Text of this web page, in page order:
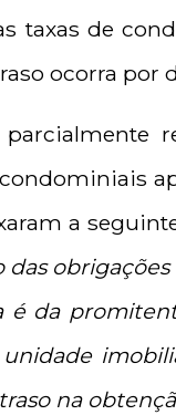
taxas de
ocorra por
a
é da
na